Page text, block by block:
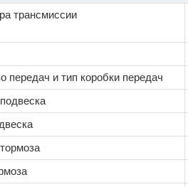
трансмиссии
передач и тип коробки передач